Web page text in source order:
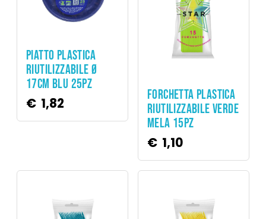
PIATTO PLASTICA
RIUTILIZZABILE Ø
17CM BLU 25PZ
€ 1,82
FORCHETTA PLASTICA
RIUTILIZZABILE VERDE
MELA 15PZ
€ 1,10